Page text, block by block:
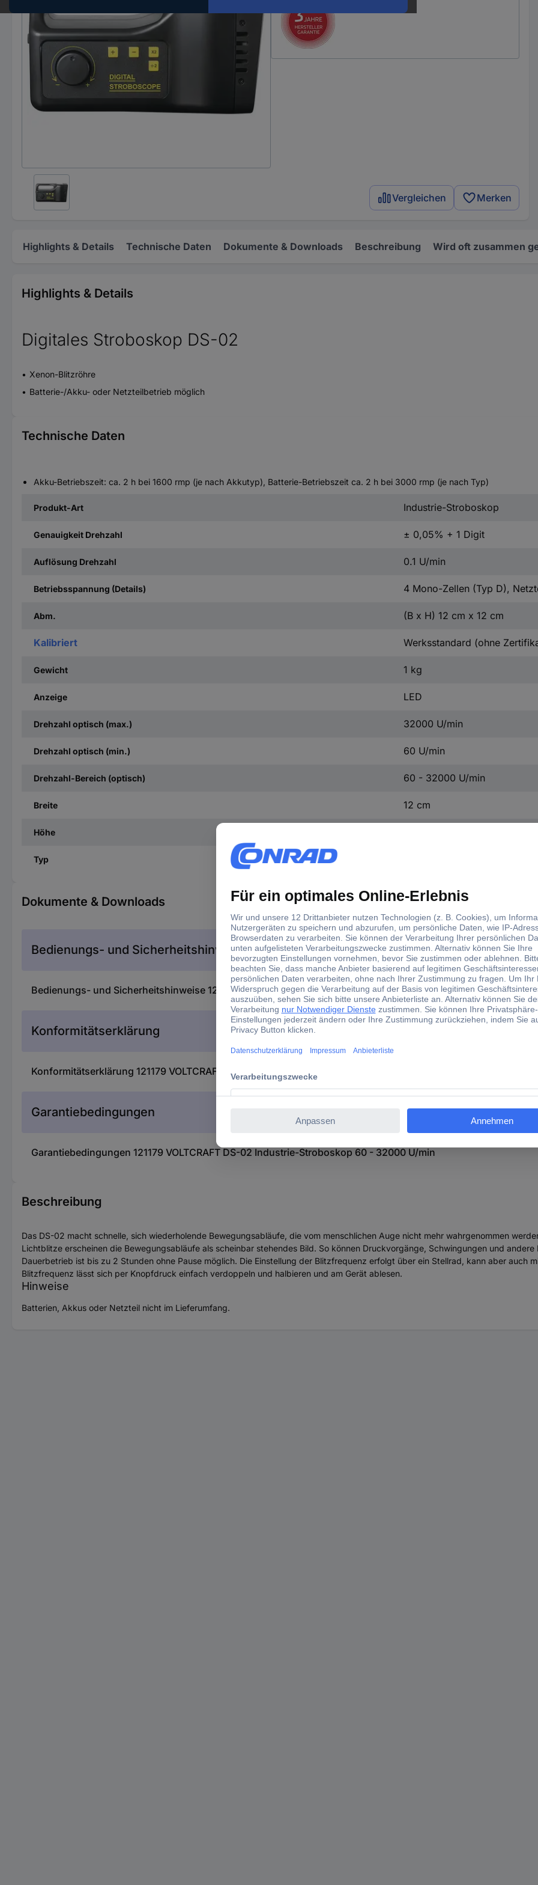
Vergleichen Merken
Highlights & Details Technische Daten Dokumente & Downloads Beschreibung Wird oft zusammen
Highlights & Details
Digitales Stroboskop DS-02
Xenon-Blitzröhre
Batterie-/Akku- oder Netzteilbetrieb möglich
Technische Daten
Akku-Betriebszeit: ca. 2 h bei 1600 rmp (je nach Akkutyp), Batterie-Betriebszeit ca. 2 h bei 3000 rmp (je nach Typ)
Produkt-Art Industrie-Stroboskop
Genauigkeit Drehzahl ± 0,05% + 1 Digit
Auflösung Drehzahl 0.1 U/min
Betriebsspannung (Details) 4 Mono-Zellen (Typ D),
Abm. (B x H) 12 cm x 12 cm
Kalibriert Werksstandard (ohne
Gewicht 1 kg
Anzeige LED
Drehzahl optisch (max.) 32000 U/min
Drehzahl optisch (min.) 60 U/min
Drehzahl-Bereich (optisch) 60 - 32000 U/min
Breite 12 cm
Höhe
Typ
Dokumente & Downloads
Bedienungs- und Sicherheitshinweise
Bedienungs- und Sicherheitshinweise 121179 VOLTCRAFT DS-02 Industrie-Stroboskop 60 - 32000 U/min
Konformitätserklärung
Konformitätserklärung 121179 VOLTCRAFT DS-02 Industrie-Stroboskop 60 - 32000 U/min
Garantiebedingungen
Garantiebedingungen 121179 VOLTCRAFT DS-02 Industrie-Stroboskop 60 - 32000 U/min
Beschreibung
Das DS-02 macht schnelle, sich wiederholende Bewegungsabläufe, die vom menschlichen Auge nicht mehr wahrgenommen
Lichtblitze erscheinen die Bewegungsabläufe als scheinbar stehendes Bild. So können Druckvorgänge, Schwingungen und
Dauerbetrieb ist bis zu 2 Stunden ohne Pause möglich. Die Einstellung der Blitzfrequenz erfolgt über ein Stellrad, kann aber auch
Blitzfrequenz lässt sich per Knopfdruck einfach verdoppeln und halbieren und am Gerät ablesen.
Hinweise
Batterien, Akkus oder Netzteil nicht im Lieferumfang.